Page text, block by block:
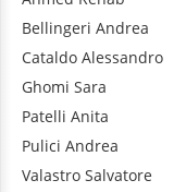
Bellingeri Andrea
Cataldo Alessandro
Ghomi Sara
Patelli Anita
Pulici Andrea
Valastro Salvatore